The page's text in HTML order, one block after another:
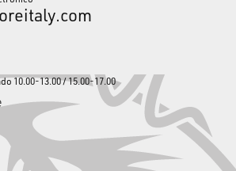
10.00-13.00 / 15.00-17.00